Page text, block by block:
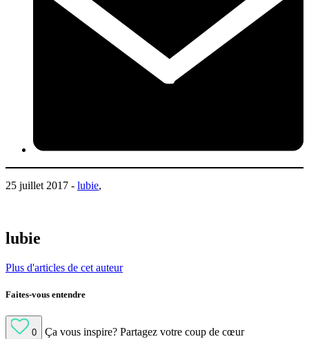
25 juillet 2017 - lubie,
lubie
Plus d'articles de cet auteur
Faites-vous entendre
0 Ça vous inspire? Partagez votre coup de cœur